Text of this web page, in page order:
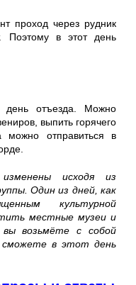
проход через рудник
Поэтому в этот день
день отъезда. Можно
выпить горячего
можно отправиться в
исходя из
Один из дней, как
культурной
местные музеи и
вы возьмёте с собой
сможете в этот день